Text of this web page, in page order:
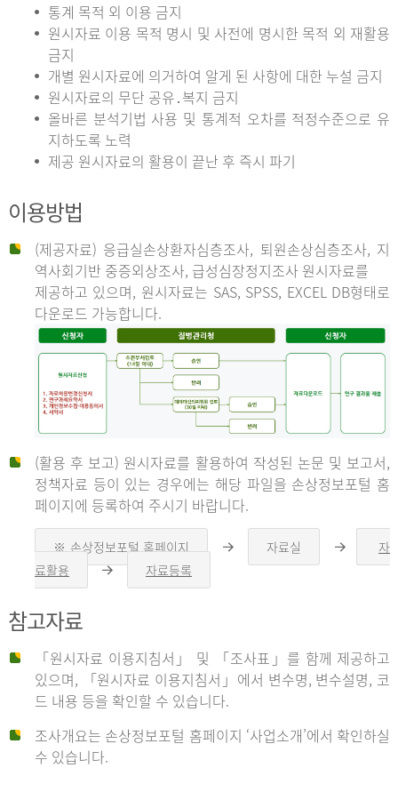
통계 목적 외 이용 금지
원시자료 이용 목적 명시 및 사전에 명시한 목적 외 재활용
금지
개별 원시자료에 의거하여 알게 된 사항에 대한 누설 금지
원시자료의 무단 공유․복지 금지
올바른 분석기법 사용 및 통계적 오차를 적정수준으로 유
지하도록 노력
제공 원시자료의 활용이 끝난 후 즉시 파기
이용방법
(제공자료) 응급실손상환자심층조사, 퇴원손상심층조사, 지
역사회기반 중증외상조사, 급성심장정지조사 원시자료를
제공하고 있으며, 원시자료는 SAS, SPSS, EXCEL DB형태로
다운로드 가능합니다.
신
청
자
신
청
자
는
1.
자
(활용 후 보고) 원시자료를 활용하여 작성된 논문 및 보고서,
정책자료 등이 있는 경우에는 해당 파일을 손상정보포털 홈
페이지에 등록하여 주시기 바랍니다.
※ 손상정보포털 홈페이지
른
자료실
른
자
료활용
른
자료등록
참고자료
「원시자료 이용지침서」 및 「조사표」를 함께 제공하고
있으며, 「원시자료 이용지침서」에서 변수명, 변수설명, 코
드 내용 등을 확인할 수 있습니다.
조사개요는 손상정보포털 홈페이지 ‘사업소개’에서 확인하실
수 있습니다.